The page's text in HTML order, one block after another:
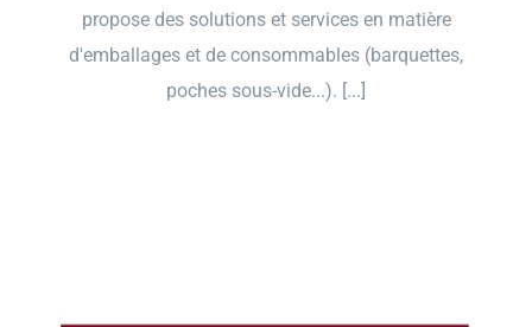
propose des solutions et services en matière
d'emballages et de consommables (barquettes,
poches sous-vide...). [...]